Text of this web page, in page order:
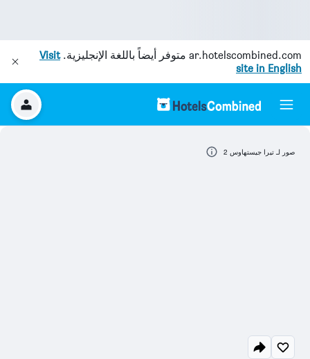
ar.hotelscombined.com متوفر أيضاً باللغة الإنجليزية.Visit
site in English
صور لـ تيرا جيستهاوس 2